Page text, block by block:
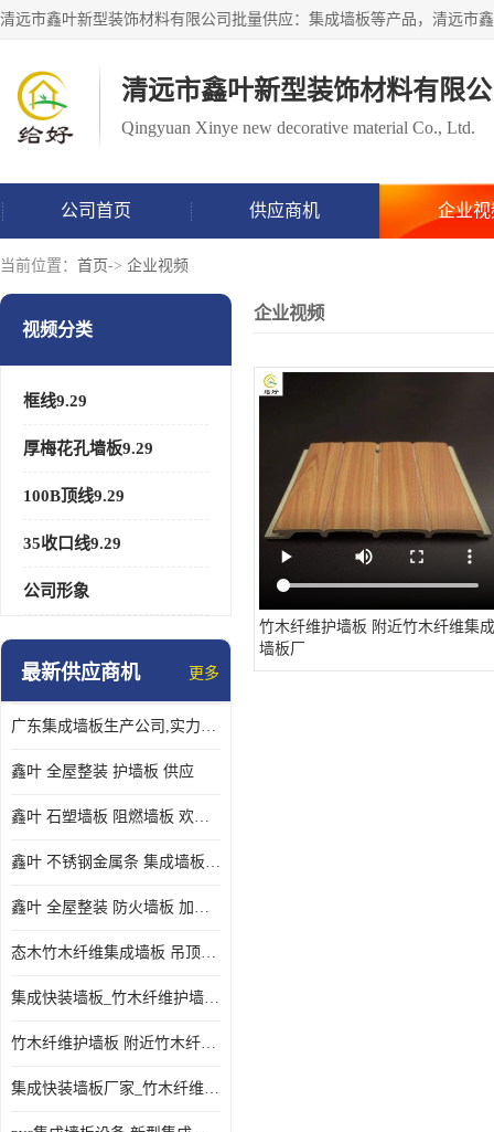
清远市鑫叶新型装饰材料有限
Qingyuan Xinye new decorative material Co., Ltd.
公司首页 供应商机 企业视
当前位置： 首页-> 企业视频
视频分类
框线9.29
厚梅花孔墙板9.29
100B顶线9.29
35收口线9.29
公司形象
最新供应商机 更多
广东集成墙板生产公司,实力厂家-配送+设计+安装-没中间商
鑫叶 全屋整装 护墙板 供应
鑫叶 石塑墙板 阻燃墙板 欢迎选购
鑫叶 不锈钢金属条 集成墙板阴角线 欢迎选购
鑫叶 全屋整装 防火墙板 加工定制
态木竹木纤维集成墙板 吊顶板材 扣板快装 护墙板
集成快装墙板_竹木纤维护墙板厂家_竹木纤维集成墙板厂家
竹木纤维护墙板 附近竹木纤维集成墙板厂
集成快装墙板厂家_竹木纤维护墙板厂家_竹木纤维集成墙板厂家
企业视频
竹木纤维护墙板 附近竹木纤维集成
墙板厂